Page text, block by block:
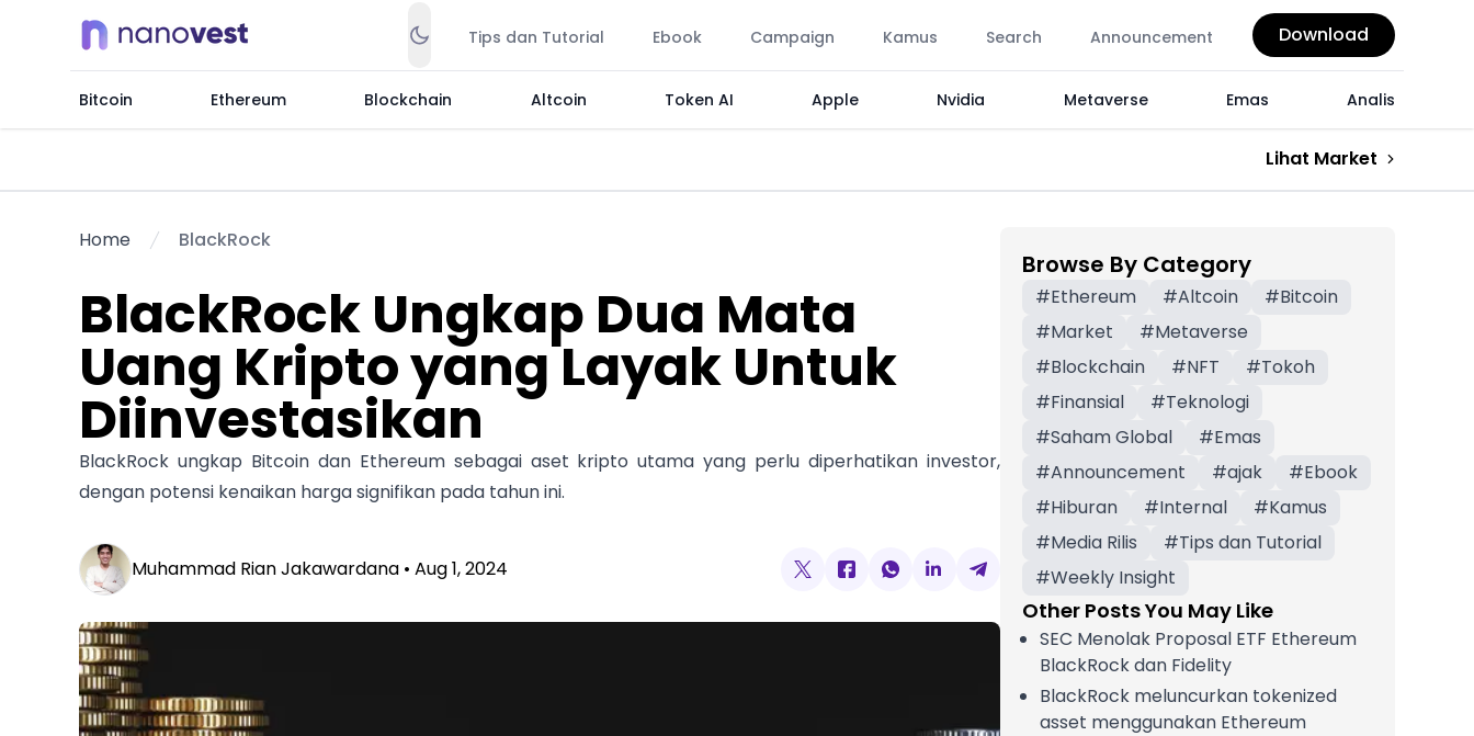
Tips dan Tutorial Ebook Campaign Kamus Search Announcement Download
Bitcoin Ethereum Blockchain Altcoin Token AI Apple Nvidia Metaverse Emas Analis
Lihat Market
Home BlackRock
BlackRock Ungkap Dua Mata
Uang Kripto yang Layak Untuk
Diinvestasikan
BlackRock ungkap Bitcoin dan Ethereum sebagai aset kripto utama yang perlu diperhatikan investor,
dengan potensi kenaikan harga signifikan pada tahun ini.
Muhammad Rian Jakawardana • Aug 1, 2024
Browse By Category
#Ethereum #Altcoin #Bitcoin
#Market #Metaverse
#Blockchain #NFT #Tokoh
#Finansial #Teknologi
#Saham Global #Emas
#Announcement #ajak #Ebook
#Hiburan #Internal #Kamus
#Media Rilis #Tips dan Tutorial
#Weekly Insight
Other Posts You May Like
SEC Menolak Proposal ETF Ethereum
BlackRock dan Fidelity
BlackRock meluncurkan tokenized
asset menggunakan Ethereum